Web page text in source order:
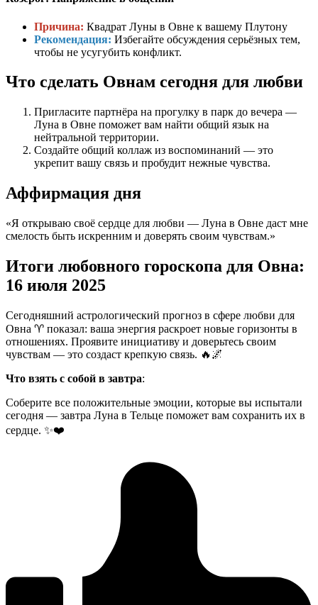
Причина: Квадрат Луны в Овне к вашему Плутону
Рекомендация: Избегайте обсуждения серьёзных тем,
чтобы не усугубить конфликт.
Что сделать Овнам сегодня для любви
Пригласите партнёра на прогулку в парк до вечера —
Луна в Овне поможет вам найти общий язык на
нейтральной территории.
Создайте общий коллаж из воспоминаний — это
укрепит вашу связь и пробудит нежные чувства.
Аффирмация дня
«Я открываю своё сердце для любви — Луна в Овне даст мне
смелость быть искренним и доверять своим чувствам.»
Итоги любовного гороскопа для Овна:
16 июля 2025
Сегодняшний астрологический прогноз в сфере любви для
Овна ♈ показал: ваша энергия раскроет новые горизонты в
отношениях. Проявите инициативу и доверьтесь своим
чувствам — это создаст крепкую связь. 🔥🌌
Что взять с собой в завтра:
Соберите все положительные эмоции, которые вы испытали
сегодня — завтра Луна в Тельце поможет вам сохранить их в
сердце. ✨❤️